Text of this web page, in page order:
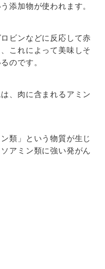
添加物が使われます。
ビンなどに反応して赤
これによって美味しそ
のです。
、肉に含まれるアミン
類」という物質が生じ
アミン類に強い発がん